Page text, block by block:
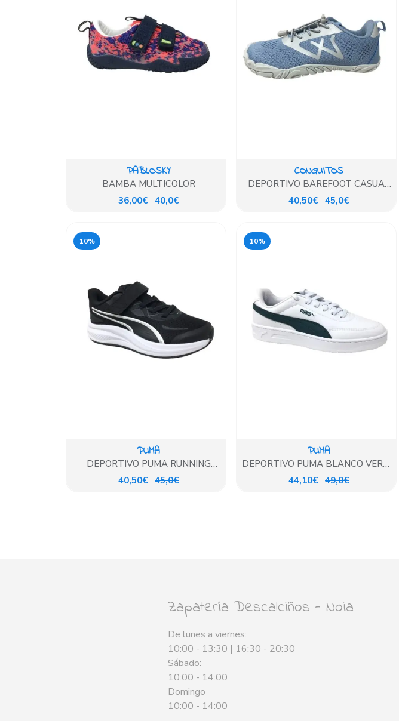
PABLOSKY
BAMBA MULTICOLOR
36,00€ 40,0€
CONGUITOS
DEPORTIVO BAREFOOT CASUAL
AZUL
40,50€ 45,0€
10%
PUMA
DEPORTIVO PUMA RUNNING
NEGRO/ BLANCO
40,50€ 45,0€
10%
PUMA
DEPORTIVO PUMA BLANCO VERDE
CORDON
44,10€ 49,0€
Zapatería Descalciños - Noia
De lunes a viernes:
10:00 - 13:30 | 16:30 - 20:30
Sábado:
10:00 - 14:00
Domingo
10:00 - 14:00